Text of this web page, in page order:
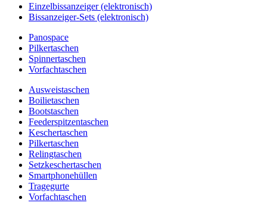
Einzelbissanzeiger (elektronisch)
Bissanzeiger-Sets (elektronisch)
Panospace
Pilkertaschen
Spinnertaschen
Vorfachtaschen
Ausweistaschen
Boilietaschen
Bootstaschen
Feederspitzentaschen
Keschertaschen
Pilkertaschen
Relingtaschen
Setzkeschertaschen
Smartphonehüllen
Tragegurte
Vorfachtaschen